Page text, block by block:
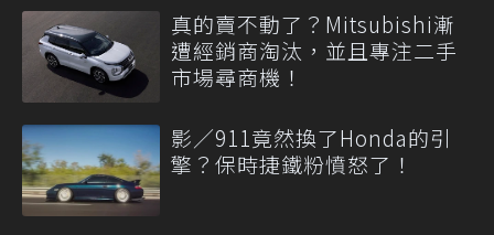
真的賣不動了？Mitsubishi漸
遭經銷商淘汰，並且專注二手
市場尋商機！
影／911竟然換了Honda的引
擎？保時捷鐵粉憤怒了！